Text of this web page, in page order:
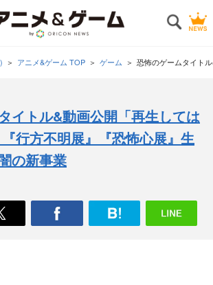
アニメ&ゲーム TOP ゲーム 恐怖のゲームタイト
イトル&動画公開「再生しては
行方不明展』『恐怖心展』生
の新事業